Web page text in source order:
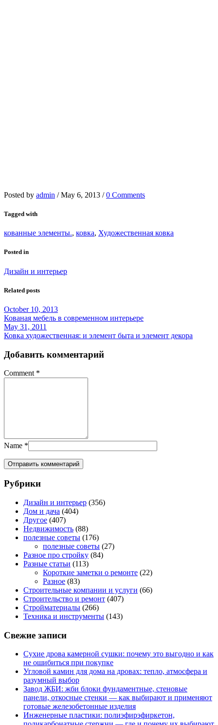
Posted by admin / May 6, 2013 / 0 Comments
Tagged with
кованные элементы., ковка, Художественная ковка
Posted in
Дизайн и интерьер
Related posts
October 10, 2013
Кованая мебель в современном интерьере
May 31, 2011
Ковка художественная: и элемент быта и элемент декора
Добавить комментарий
Comment *
Name *
Рубрики
Дизайн и интерьер (356)
Дом и дача (404)
Другое (407)
Недвижимость (88)
полезные советы (176)
полезные советы (27)
Разное про стройку (84)
Разные статьи (113)
Короткие заметки о ремонте (22)
Разное (83)
Строительные компании и услуги (66)
Строительство и ремонт (407)
Стройматериалы (266)
Техника и инструменты (143)
Свежие записи
Сухие дрова камерной сушки: почему это выгодно и как
не ошибиться при покупке
Угловой камин для дома на дровах: тепло, атмосфера и
разумный выбор
Завод ЖБИ: жби блоки фундаментные, стеновые
панели, откосные стенки — как выбирают и применяют
готовые железобетонные изделия
Инженерные пластики: полиэфирэфиркетон,